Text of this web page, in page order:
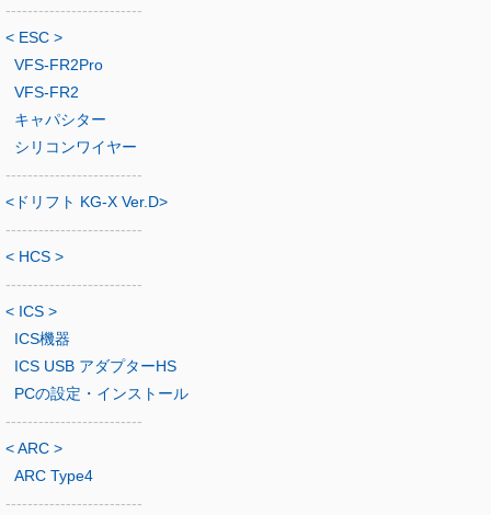
-------------------------
< ESC >
VFS-FR2Pro
VFS-FR2
キャパシター
シリコンワイヤー
-------------------------
<ドリフト KG-X Ver.D>
-------------------------
< HCS >
-------------------------
< ICS >
ICS機器
ICS USB アダプターHS
PCの設定・インストール
-------------------------
< ARC >
ARC Type4
-------------------------